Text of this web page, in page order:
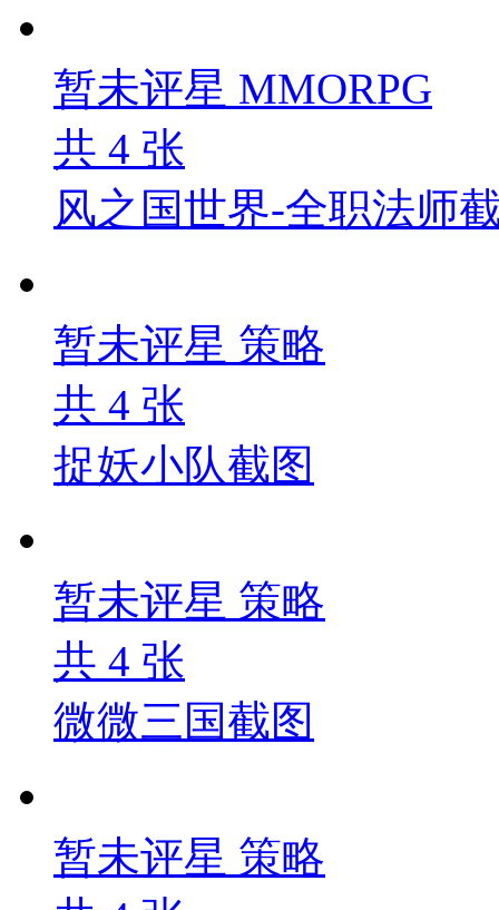
暂未评星 MMORPG
共 4 张
风之国世界-全职法师
暂未评星 策略
共 4 张
捉妖小队截图
暂未评星 策略
共 4 张
微微三国截图
暂未评星 策略